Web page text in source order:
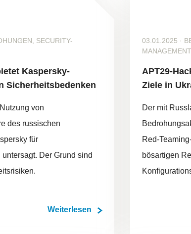
SECURITY-
Kaspersky-
Sicherheitsbedenken
von
des russischen
für
Der Grund sind
Weiterlesen
03.01.2025 ·
MANAGEMENT
APT29-
Ziele in
Der mit
Red-
bösartigen